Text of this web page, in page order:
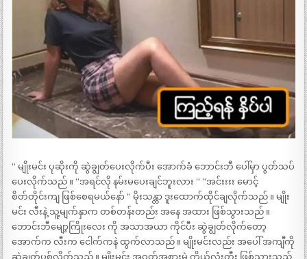
“ မျိုးမင်း ပုဆိုးကို ဆွဲချွတ်ပေးလိုက်ပီး အောက်ခံ ဘောင်းဘီ ပေါ်မှာ ပွတ်သပ်
ပေးလိုက်သည် ။ “အရင်လို နမ်းမပေးချင်ဘူးလား “ “အင်းးးး မောင့်
စိတ်တိုင်းကျ ဖြစ်စေရမယ်နော် “ မိုးသန္တာ ဒူးထောက်ထိုင်ချလိုက်သည် ။ မျိုး
မင်း လီးနဲ့ သူ့မျက်နှာက တစ်တန်းတည်း အနေ အထား ဖြစ်သွားသည် ။
ဘောင်းဘီမျော့ကြိုးလေး ကို အသာအယာ ကိုင်ပီး ဆွဲချွတ်လိုက်တော့
အောက်က လီးက ငေါက်ကနဲ ထွက်လာသည် ။ မျိုးမင်းလည်း အပေါ် အကျီကို
ဆွဲချွတ်ပစ်လိုက်သည် ။ မျိုးမင်း အဝတ်အစားမဲ့ ကိုယ်လုံးတီး ဖြစ်သွားသည်